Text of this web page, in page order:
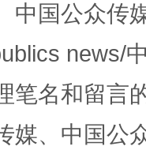
中国公众传
news/
笔名和留言
媒、中国公